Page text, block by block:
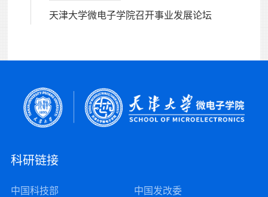
天津大学微电子学院召开事业发展论坛
科研链接
中国科技部 中国发改委